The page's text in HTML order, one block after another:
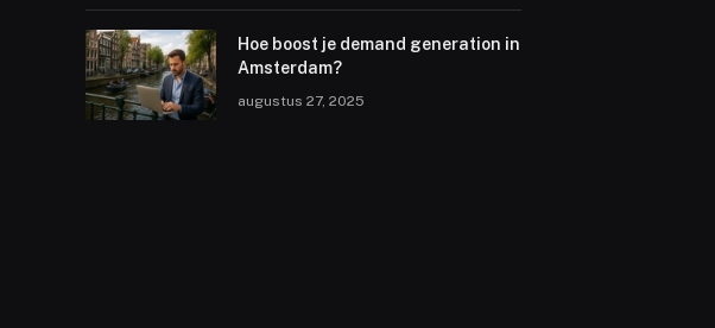
Hoe boost je demand generation in
Amsterdam?
augustus 27, 2025